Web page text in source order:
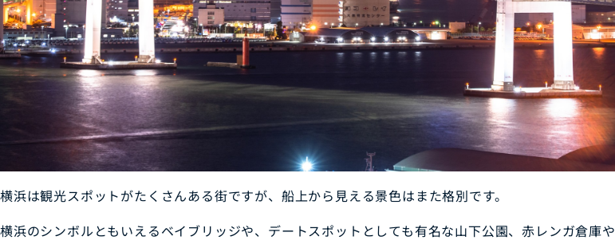
横浜は観光スポットがたくさんある街ですが、船上から見える景色はまた格別です。
横浜のシンボルともいえるベイブリッジや、デートスポットとしても有名な山下公園、赤レンガ倉庫や